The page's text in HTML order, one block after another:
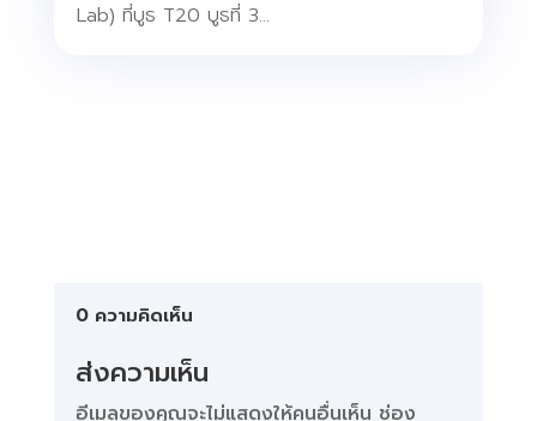
Lab) ที่บูธ T20 บูธที่ 3...
0 ความคิดเห็น
ส่งความเห็น
อีเมลของคุณจะไม่แสดงให้คนอื่นเห็น ช่อง